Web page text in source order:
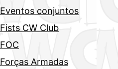
Eventos conjuntos
Fists CW Club
FOC
Forças Armadas